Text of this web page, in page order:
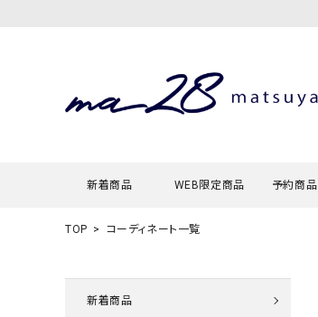
新着商品 WEB限定商品 予約商品
TOP コーディネート一覧
新着商品